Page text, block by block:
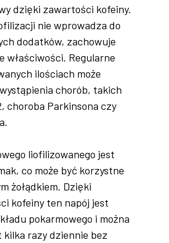
dzięki zawartości kofeiny.
nie wprowadza do
dodatków, zachowuje
właściwości. Regularne
ilościach może
chorób, takich
choroba Parkinsona czy
liofilizowanego jest
co może być korzystne
żołądkiem. Dzięki
kofeiny ten napój jest
pokarmowego i można
kilka razy dziennie bez